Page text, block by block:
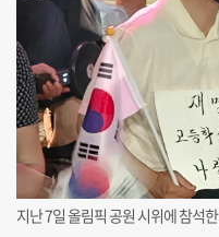
지난 7일 올림픽 공원 시위에 참석